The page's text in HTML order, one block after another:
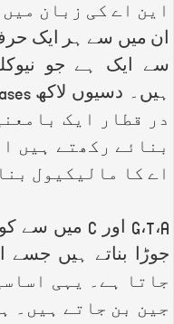
این اے کی زبان
ان میں سے ہر ایک
سے ایک ہے جو
ہیں۔ دسیوں لاکھ
در قطار ایک
بنائے رکھتے ہیں
اے کا مالیکیول
A،T،G اور C میں سے
جوڑا بناتے ہیں
جاتا ہے۔ یہی
جین بن جاتے ہیں۔